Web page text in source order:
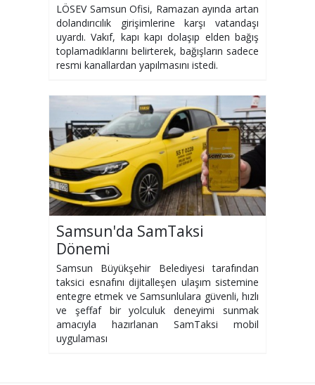
LÖSEV Samsun Ofisi, Ramazan ayında artan
dolandırıcılık girişimlerine karşı vatandaşı
uyardı. Vakıf, kapı kapı dolaşıp elden bağış
toplamadıklarını belirterek, bağışların sadece
resmi kanallardan yapılmasını istedi.
Samsun'da SamTaksi
Dönemi
Samsun Büyükşehir Belediyesi tarafından
taksici esnafını dijitalleşen ulaşım sistemine
entegre etmek ve Samsunlulara güvenli, hızlı
ve şeffaf bir yolculuk deneyimi sunmak
amacıyla hazırlanan SamTaksi mobil
uygulaması